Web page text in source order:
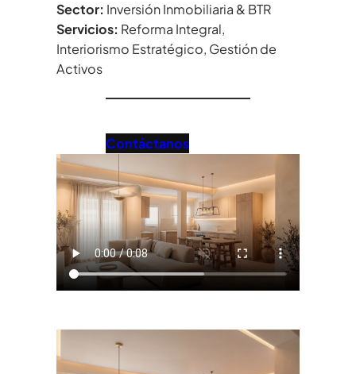
Sector: Inversión Inmobiliaria & BTR
Servicios: Reforma Integral,
Interiorismo Estratégico, Gestión de
Activos
Contáctanos